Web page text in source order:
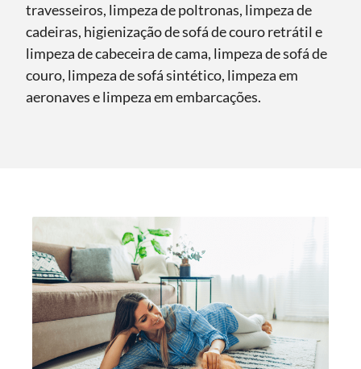
travesseiros, limpeza de poltronas, limpeza de
cadeiras, higienização de sofá de couro retrátil e
limpeza de cabeceira de cama, limpeza de sofá de
couro, limpeza de sofá sintético, limpeza em
aeronaves e limpeza em embarcações.